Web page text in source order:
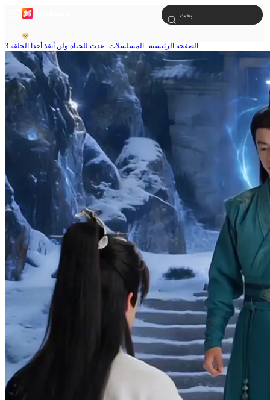
الصفحة الرئيسية المسلسلات عدت للحياة ولن أنقذ أحدا الحلقة 3